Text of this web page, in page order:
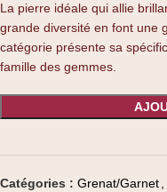
La pierre idéale qui allie
grande diversité en font une
catégorie présente sa
famille des gemmes.
Catégories : Grenat/Garnet,